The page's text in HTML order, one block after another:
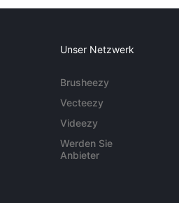
Unser Netzwerk
Brusheezy
Vecteezy
Videezy
Werden Sie
Anbieter